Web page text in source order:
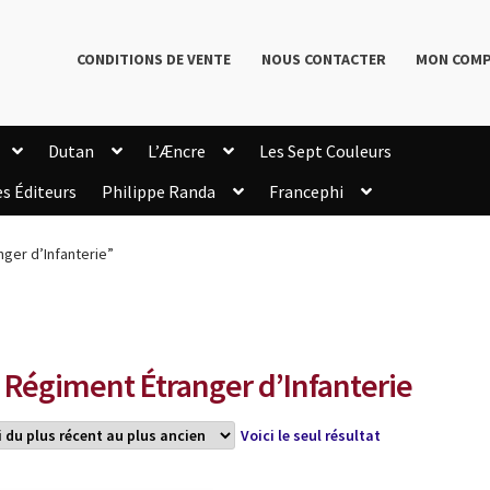
CONDITIONS DE VENTE NOUS CONTACTER MON
Dutan L’Æncre
Les Sept Couleurs
Éditeurs Philippe Randa
Francephi
d’Infanterie”
Régiment Étranger d’Infanterie
Voici le seul résultat